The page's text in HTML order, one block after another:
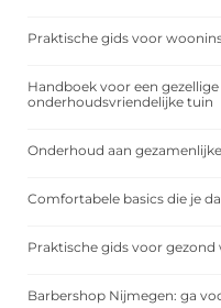
Praktische gids voor
Handboek voor een
onderhoudsvriendelijke tuin
Onderhoud aan
Comfortabele basics die je
Praktische gids voor
Barbershop Nijmegen: ga